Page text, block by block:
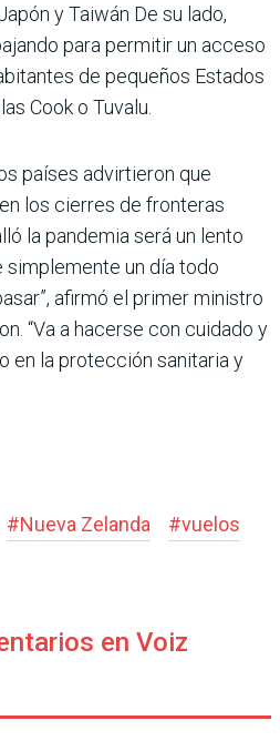
y Taiwán De su lado,
para permitir un acceso
de pequeños Estados
Cook o Tuvalu.
países advirtieron que
los cierres de fronteras
la pandemia será un lento
simplemente un día todo
afirmó el primer ministro
“Va a hacerse con cuidado y
en la protección sanitaria y
#Nueva Zelanda #vuelos
en Voiz